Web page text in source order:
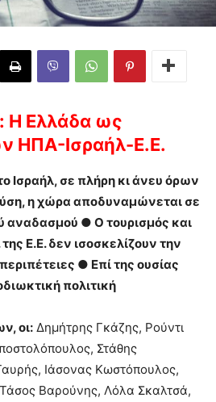
Η Ελλάδα ως
ΗΠΑ-Ισραήλ-Ε.Ε.
Ισραήλ, σε πλήρη κι άνευ όρων
η χώρα αποδυναμώνεται σε
αναδασμού ● Ο τουρισμός και
Ε.Ε. δεν ισοσκελίζουν την
● Επί της ουσίας
πολιτική
οι: Δημήτρης Γκάζης, Ρούντι
Στάθης
Ιάσονας Κωστόπουλος,
Βαρούνης, Λόλα Σκαλτσά,